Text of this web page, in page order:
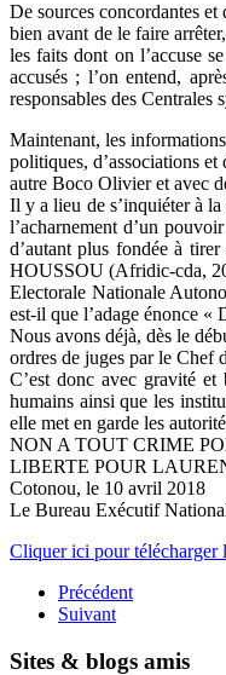
De sources concordantes
bien avant de le faire
les faits dont on l’accuse
accusés ; l’on entend,
responsables des
Maintenant, les
politiques, d’associations
autre Boco Olivier et avec
Il y a lieu de s’inquiéter à
l’acharnement d’un
d’autant plus fondée à
HOUSSOU (Afridic-cda,
Electorale Nationale
est-il que l’adage énonce «
Nous avons déjà, dès le
ordres de juges par le
C’est donc avec gravité et
humains ainsi que les
elle met en garde les
NON A TOUT CRIME
LIBERTE POUR
Cotonou, le 10 avril 2018
Le Bureau Exécutif
Cliquer ici pour télécharger
Précédent
Suivant
Sites & blogs amis